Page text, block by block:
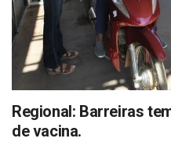
Regional: Barreiras
de vacina.